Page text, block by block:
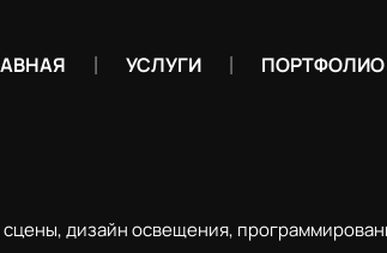
УСЛУГИ ПОРТФОЛИО
дизайн освещения,